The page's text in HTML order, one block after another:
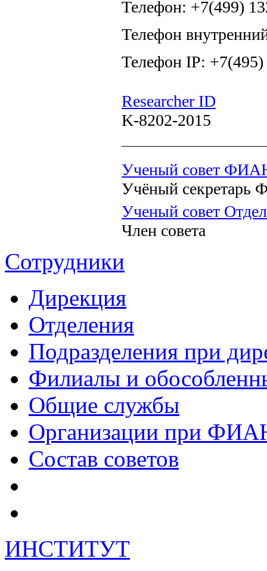
Телефон: +7(499)
Телефон
Телефон IP:
Researcher ID
K-8202-2015
Ученый совет
Учёный
Ученый совет
Член совета
Сотрудники
Дирекция
Отделения
Подразделения при
Филиалы и
Общие службы
Организации при
Состав советов
ИНСТИТУТ